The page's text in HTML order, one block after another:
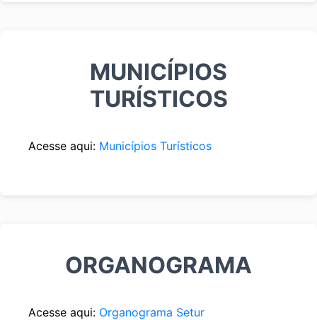
MUNICÍPIOS
TURÍSTICOS
Acesse aqui: Municípios Turísticos
ORGANOGRAMA
Acesse aqui: Organograma Setur